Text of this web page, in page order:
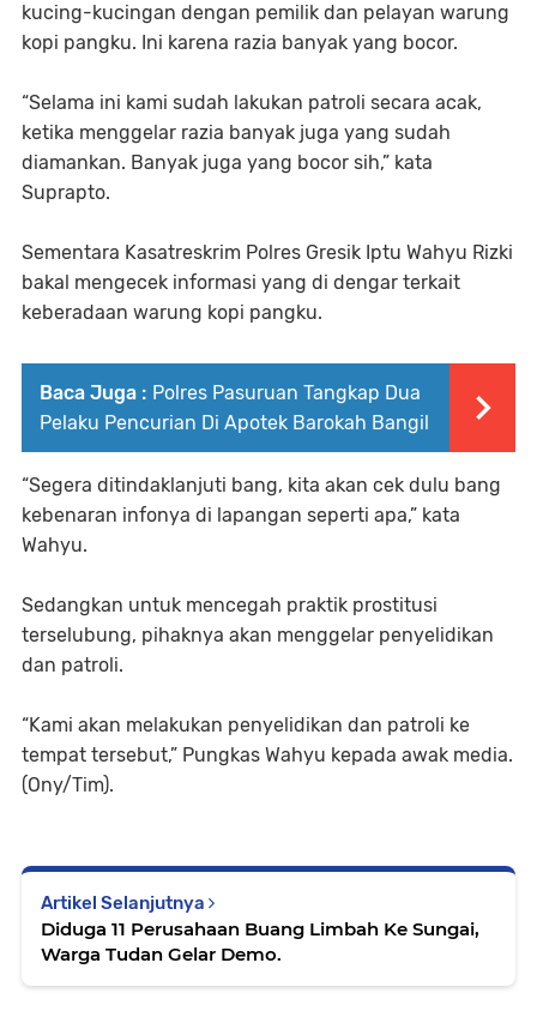
kucing-kucingan dengan pemilik dan pelayan warung
kopi pangku. Ini karena razia banyak yang bocor.
“Selama ini kami sudah lakukan patroli secara acak,
ketika menggelar razia banyak juga yang sudah
diamankan. Banyak juga yang bocor sih,” kata
Suprapto.
Sementara Kasatreskrim Polres Gresik Iptu Wahyu Rizki
bakal mengecek informasi yang di dengar terkait
keberadaan warung kopi pangku.
Baca Juga : Polres Pasuruan Tangkap Dua
Pelaku Pencurian Di Apotek Barokah Bangil
“Segera ditindaklanjuti bang, kita akan cek dulu bang
kebenaran infonya di lapangan seperti apa,” kata
Wahyu.
Sedangkan untuk mencegah praktik prostitusi
terselubung, pihaknya akan menggelar penyelidikan
dan patroli.
“Kami akan melakukan penyelidikan dan patroli ke
tempat tersebut,” Pungkas Wahyu kepada awak media.
(Ony/Tim).
Artikel Selanjutnya
Diduga 11 Perusahaan Buang Limbah Ke Sungai,
Warga Tudan Gelar Demo.